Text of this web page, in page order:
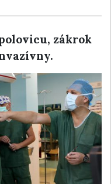
zákrok